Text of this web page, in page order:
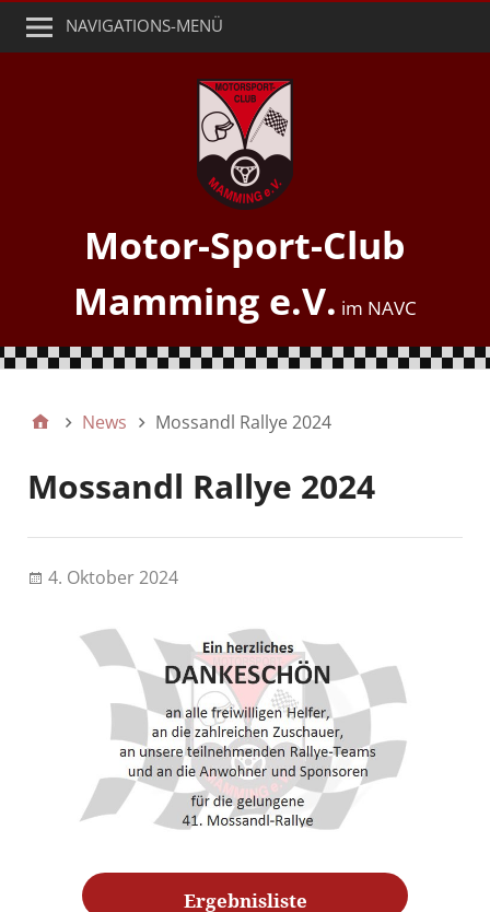
NAVIGATIONS-MENÜ
Motor-Sport-Club
Mamming e.V.
News Mossandl Rallye 2024
Mossandl Rallye 2024
4. Oktober 2024
Ergebnisliste